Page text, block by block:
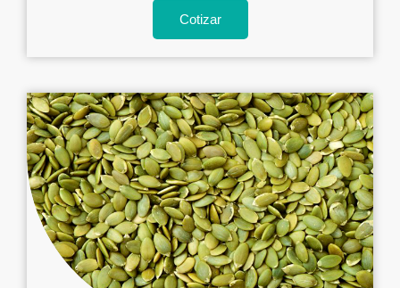
Cotizar